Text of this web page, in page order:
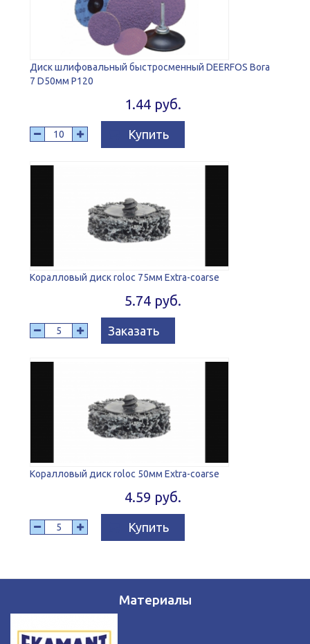
Диск шлифовальный быстросменный DEERFOS Bora
7 D50мм P120
1.44 руб.
Купить
Коралловый диск roloc 75мм Extra-coarse
5.74 руб.
Заказать
Коралловый диск roloc 50мм Extra-coarse
4.59 руб.
Купить
Материалы